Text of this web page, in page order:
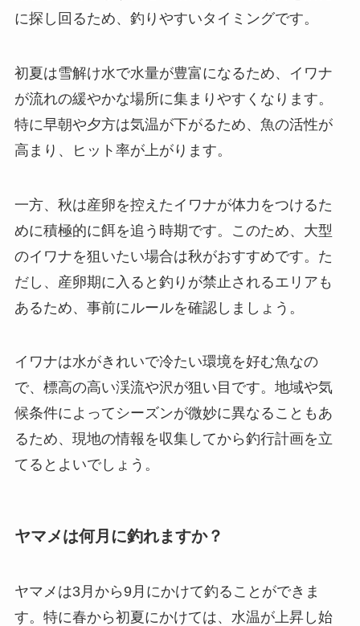
に探し回るため、釣りやすいタイミングです。
初夏は雪解け水で水量が豊富になるため、イワナ
が流れの緩やかな場所に集まりやすくなります。
特に早朝や夕方は気温が下がるため、魚の活性が
高まり、ヒット率が上がります。
一方、秋は産卵を控えたイワナが体力をつけるた
めに積極的に餌を追う時期です。このため、大型
のイワナを狙いたい場合は秋がおすすめです。た
だし、産卵期に入ると釣りが禁止されるエリアも
あるため、事前にルールを確認しましょう。
イワナは水がきれいで冷たい環境を好む魚なの
で、標高の高い渓流や沢が狙い目です。地域や気
候条件によってシーズンが微妙に異なることもあ
るため、現地の情報を収集してから釣行計画を立
てるとよいでしょう。
ヤマメは何月に釣れますか？
ヤマメは3月から9月にかけて釣ることができま
す。特に春から初夏にかけては、水温が上昇し始